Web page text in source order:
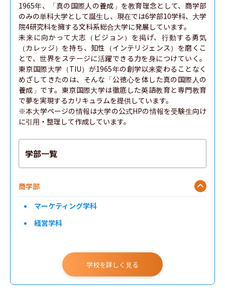
1965年、「真の国際人の養成」を教育理念として、商学部
のみの単科大学として誕生し、現在では6学部10学科、大学
院4研究科を擁する文科系総合大学に発展しています。
未来に向かって大志（ビジョン）を掲げ、行動する勇気
（カレッジ）を持ち、知性（インテリジェンス）を磨くこ
とで、世界をステージに活躍できる力を身につけていく。
東京国際大学（TIU）が1965年の創学以来変わることなく
めざしてきたのは、そんな「公徳心を体した真の国際人の
養成」です。東京国際大学は徹底した英語教育と専門教育
で夢を実現するカリキュラムを提供しています。
※本大学ページの情報は大学の公式HPの情報を受験生向け
に引用・整理して作成しています。
学部一覧
商学部
マーケティング学科
経営学科
学校を詳しく見る